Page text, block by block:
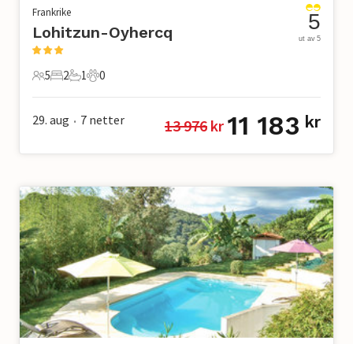
Frankrike
Lohitzun-Oyhercq
5 Gjester
5
2 Soverom
2
1 Bad
1
0 Kjæledyr
0
5
ut av 5
29. aug • 7 netter 13 976 kr 11 183 kr